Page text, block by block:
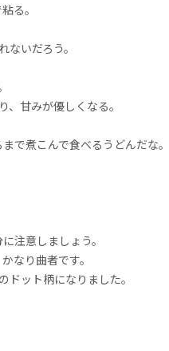
る。
ないだろう。
甘みが優しくなる。
で煮こんで食べるうどんだな。
注意しましょう。
なり曲者です。
ット柄になりました。